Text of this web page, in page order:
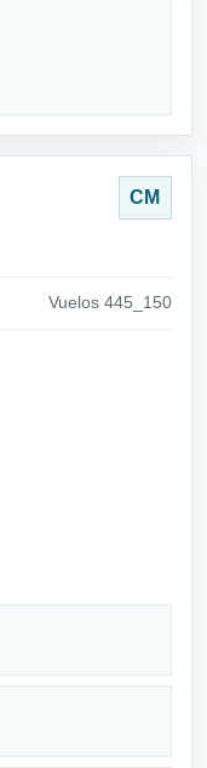
CM
Vuelos 445_150